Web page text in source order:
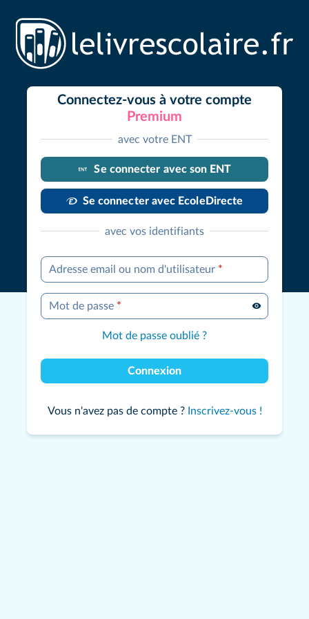
Connectez-vous à votre compte
Premium
avec votre ENT
Se connecter avec son ENT
Se connecter avec EcoleDirecte
avec vos identifiants
Adresse email ou nom d'utilisateur *
Mot de passe *
Mot de passe oublié ?
Connexion
Vous n'avez pas de compte ? Inscrivez-vous !